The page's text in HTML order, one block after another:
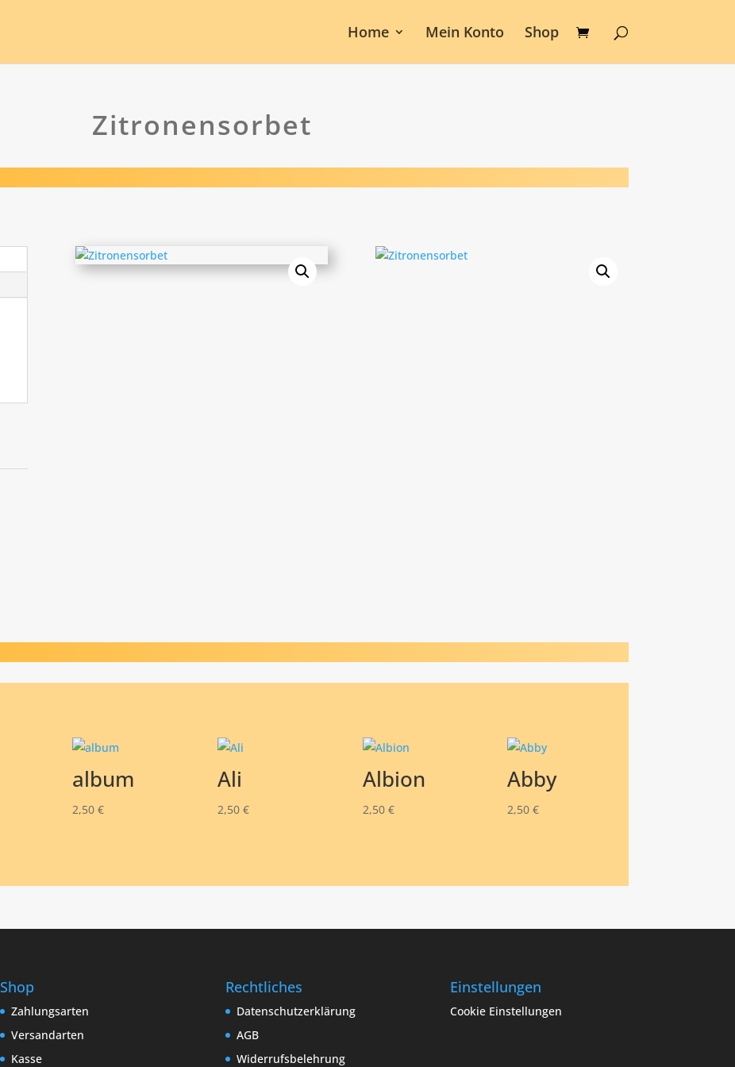
Home Mein Konto Shop
Zitronensorbet
album
2,50€
Ali
2,50 €
Albion
2,50 €
Abby
2,50€
Shop
Zahlungsarten
Versandarten
Kasse
Rechtliches
Datenschutzerklärung
AGB
Widerrufsbelehrung
Einstellungen
Cookie Einstellungen